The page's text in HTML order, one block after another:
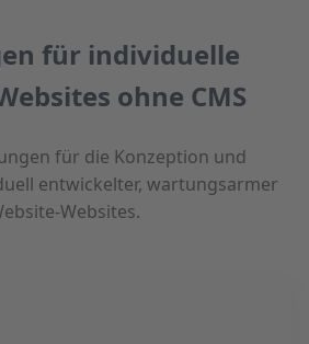
für individuelle
ohne CMS
für die Konzeption und
entwickelter, wartungsarmer
Websites.